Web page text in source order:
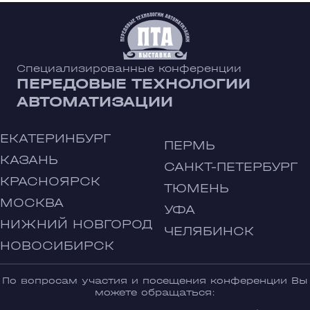
Специализированные конференции
ПЕРЕДОВЫЕ ТЕХНОЛОГИИ
АВТОМАТИЗАЦИИ
ЕКАТЕРИНБУРГ
КАЗАНЬ
КРАСНОЯРСК
МОСКВА
НИЖНИЙ НОВГОРОД
НОВОСИБИРСК
ПЕРМЬ
САНКТ-ПЕТЕРБУРГ
ТЮМЕНЬ
УФА
ЧЕЛЯБИНСК
По вопросам участия и посещения конференции Вы
можете обращаться: